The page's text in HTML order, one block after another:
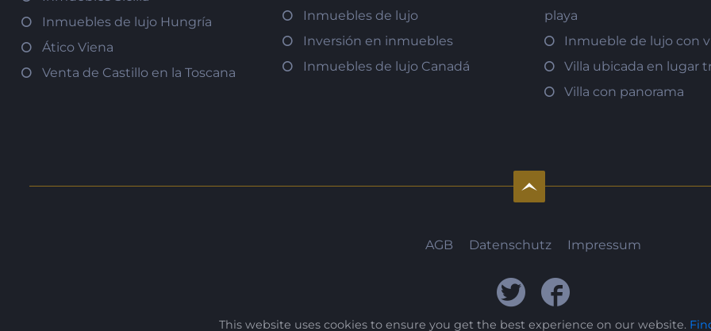
Inmuebles de lujo Hungría
Ático Viena
Venta de Castillo en la Toscana
Inmuebles de lujo
Inversión en inmuebles
Inmuebles de lujo Canadá
playa
Inmueble de lujo con
Villa ubicada en lugar
Villa con panorama
AGB Datenschutz Impressum
This website uses cookies to ensure you get the best experience on our website.